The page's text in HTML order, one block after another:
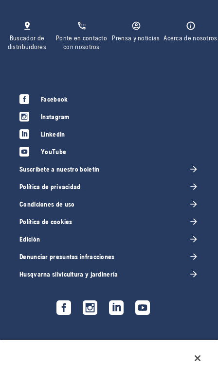
Buscador de
distribuidores
Ponte en contacto
con nosotros
Prensa y noticias Acerca de nosotros
Facebook
Instagram
LinkedIn
YouTube
Suscríbete a nuestro boletín
Política de privacidad
Condiciones de uso
Política de cookies
Edición
Denunciar presuntas infracciones
Husqvarna silvicultura y jardinería